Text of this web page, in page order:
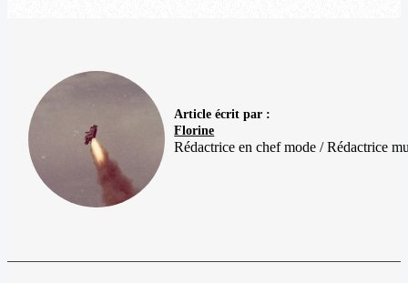
Article écrit par :
Florine
Rédactrice en chef mode / Rédactrice